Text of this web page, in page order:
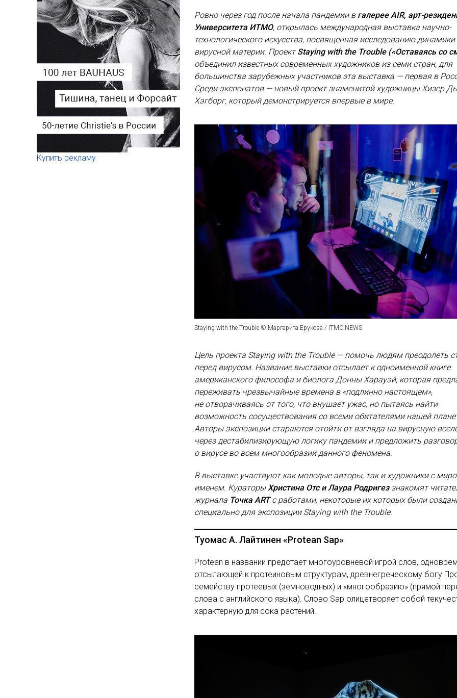
Купить рекламу
Ровно через год после начала пандемии в галерее AIR, арт-
Университета ИТМО, открылась международная выставка научно-
технологического искусства, посвященная исследованию динамики
вирусной материи. ПроектStaying with the Trouble («Оставаясь со
объединил известных современных художников из семи стран, для
большинства зарубежных участников эта выставка — первая в
Среди экспонатов — новый проект знаменитой художницы Хизер
Хэгборг, который демонстрируется впервые в мире.
Staying with the Trouble © Маргарита Ерукова / ITMO.NEWS
Цель проекта Staying with the Trouble — помочь людям преодолеть
перед вирусом. Название выставки отсылает к одноименной книге
американского философа и биолога Донны Харауэй, которая
переживать чрезвычайные времена в «подлинно настоящем»,
не отворачиваясь от того, что внушает ужас, но пытаясь найти
возможность сосуществования со всеми обитателями нашей
Авторы экспозиции стараются отойти от взгляда на вирусную
через дестабилизирующую логику пандемии и предложить
о вирусе во всем многообразии данного феномена.
В выставке участвуют как молодые авторы, так и художники с
именем. Кураторы Христина Отс и Лаура Родригеззнакомят
журнала Точка ARTс работами, некоторые их которых были
специально для экспозиции Staying with the Trouble.
Туомас А. Лайтинен «Protean Sap»
Protean в названии предстает многоуровневой игрой слов,
отсылающей к протеиновым структурам, древнегреческому богу
семейству протеевых (земноводных) и «многообразию» (прямой
слова с английского языка). Слово Sap олицетворяет собой
характерную для сока растений.